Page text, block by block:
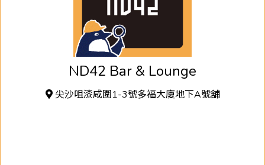
ND42 Bar & Lounge
尖沙咀漆咸圍1-3號多福大廈地下A號舖